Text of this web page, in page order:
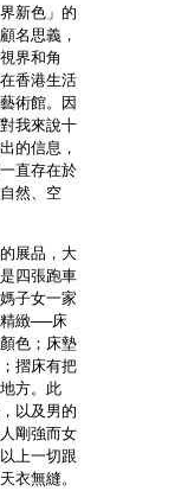
新色」的
名思義，
界和角
香港生活
術館。因
我來說十
的信息，
直存在於
然、空
展品，大
四張跑車
子女一家
緻──床
色；床墊
摺床有把
方。此
以及男的
剛強而女
上一切跟
衣無縫。